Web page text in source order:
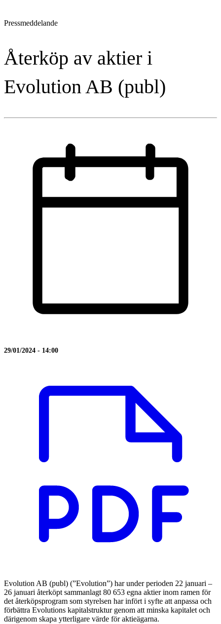
Pressmeddelande
Återköp av aktier i
Evolution AB (publ)
29/01/2024 - 14:00
Evolution AB (publ) (”Evolution”) har under perioden 22 januari –
26 januari återköpt sammanlagt 80 653 egna aktier inom ramen för
det återköpsprogram som styrelsen har infört i syfte att anpassa och
förbättra Evolutions kapitalstruktur genom att minska kapitalet och
därigenom skapa ytterligare värde för aktieägarna.